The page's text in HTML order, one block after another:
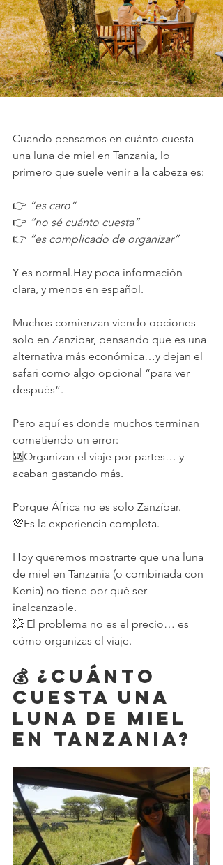
Cuando pensamos en cuánto cuesta
una luna de miel en Tanzania, lo
primero que suele venir a la cabeza es:
👉 “es caro”
👉 “no sé cuánto cuesta”
👉 “es complicado de organizar”
Y es normal.Hay poca información
clara, y menos en español.
Muchos comienzan viendo opciones
solo en Zanzíbar, pensando que es una
alternativa más económica…y dejan el
safari como algo opcional “para ver
después”.
Pero aquí es donde muchos terminan
cometiendo un error:
🆘Organizan el viaje por partes… y
acaban gastando más.
Porque África no es solo Zanzíbar.
💯Es la experiencia completa.
Hoy queremos mostrarte que una luna
de miel en Tanzania (o combinada con
Kenia) no tiene por qué ser
inalcanzable.
💥 El problema no es el precio… es
cómo organizas el viaje.
💰 ¿Cuánto
cuesta una
luna de miel
en Tanzania?